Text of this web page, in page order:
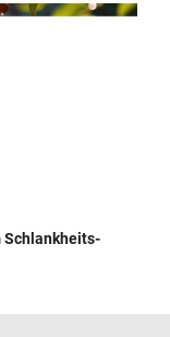
Schlankheits-